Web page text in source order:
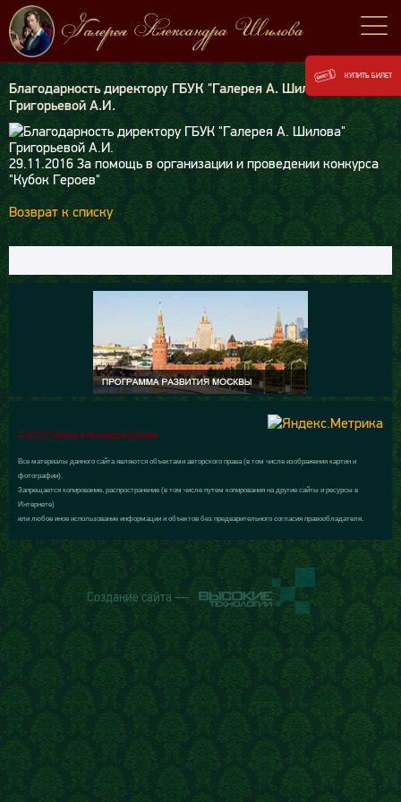
Благодарность директору ГБУК "Галерея А. Шилова"
Григорьевой А.И.
29.11.2016 За помощь в организации и проведении конкурса
"Кубок Героев"
Возврат к списку
© 2015 Галерея Александра Шилова
Все материалы данного сайта являются объектами авторского права (в том числе изображения картин и
фотографии).
Запрещается копирование, распространение (в том числе путем копирования на другие сайты и ресурсы в
Интернете)
или любое иное использование информации и объектов без предварительного согласия правообладателя.
Создание сайта —
КУПИТЬ БИЛЕТ